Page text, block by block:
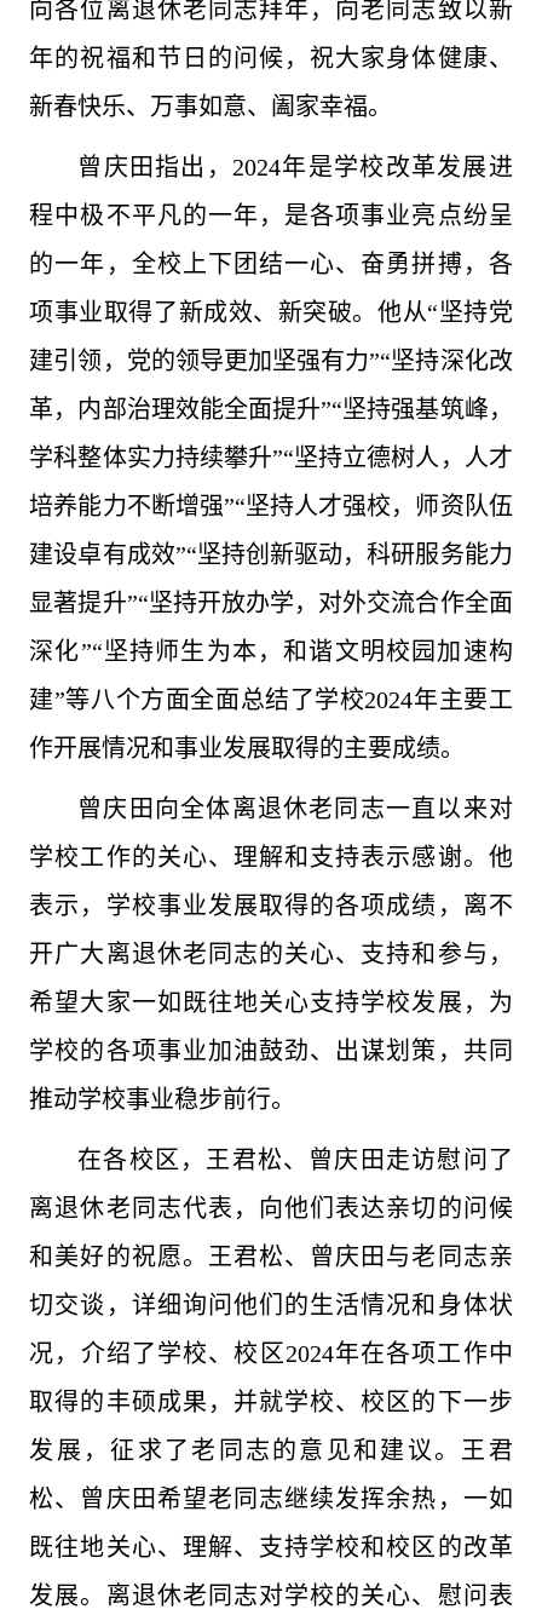
向各位离退休老同志拜年，向老同志致以新
年的祝福和节日的问候，祝大家身体健康、
新春快乐、万事如意、阖家幸福。
曾庆田指出，2024年是学校改革发展进
程中极不平凡的一年，是各项事业亮点纷呈
的一年，全校上下团结一心、奋勇拼搏，各
项事业取得了新成效、新突破。他从“坚持党
建引领，党的领导更加坚强有力”“坚持深化改
革，内部治理效能全面提升”“坚持强基筑峰，
学科整体实力持续攀升”“坚持立德树人，人才
培养能力不断增强”“坚持人才强校，师资队伍
建设卓有成效”“坚持创新驱动，科研服务能力
显著提升”“坚持开放办学，对外交流合作全面
深化”“坚持师生为本，和谐文明校园加速构
建”等八个方面全面总结了学校2024年主要工
作开展情况和事业发展取得的主要成绩。
曾庆田向全体离退休老同志一直以来对
学校工作的关心、理解和支持表示感谢。他
表示，学校事业发展取得的各项成绩，离不
开广大离退休老同志的关心、支持和参与，
希望大家一如既往地关心支持学校发展，为
学校的各项事业加油鼓劲、出谋划策，共同
推动学校事业稳步前行。
在各校区，王君松、曾庆田走访慰问了
离退休老同志代表，向他们表达亲切的问候
和美好的祝愿。王君松、曾庆田与老同志亲
切交谈，详细询问他们的生活情况和身体状
况，介绍了学校、校区2024年在各项工作中
取得的丰硕成果，并就学校、校区的下一步
发展，征求了老同志的意见和建议。王君
松、曾庆田希望老同志继续发挥余热，一如
既往地关心、理解、支持学校和校区的改革
发展。离退休老同志对学校的关心、慰问表